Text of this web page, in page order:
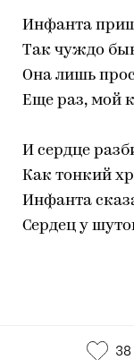
Инфанта
Так чуждо
Она лишь
Еще раз, мой
И сердце
Как тонкий
Инфанта
Сердец у
38